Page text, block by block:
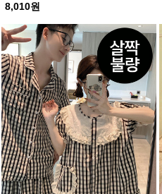
8,010원